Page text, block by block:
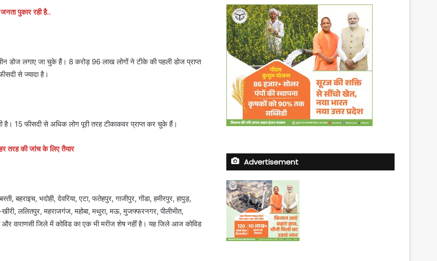
पुकार रही है..
लगाए जा चुके हैं। 8 करोड़ 96 लाख लोगों ने टीके की पहली डोज प्राप्त
से ज्यादा है।
15 फीसदी से अधिक लोग पूरी तरह टीकाकवर प्राप्त कर चुके हैं।
तरह की जांच के लिए तैयार
बहराइच, भदोही, देवरिया, एटा, फतेहपुर, गाजीपुर, गोंडा, हमीरपुर, हापुड़,
ललितपुर, महराजगंज, महोबा, मथुरा, मऊ, मुजफ्फरनगर, पीलीभीत,
और वाराणसी जिले में कोविड का एक भी मरीज शेष नहीं है। यह जिले आज कोविड
Advertisement